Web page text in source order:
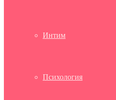
Интим
Психология